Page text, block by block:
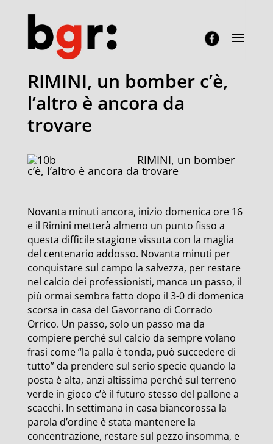
RIMINI, un bomber c’è,
l’altro è ancora da
trovare
RIMINI, un bomber
c’è, l’altro è ancora da trovare
Novanta minuti ancora, inizio domenica ore 16
e il Rimini metterà almeno un punto fisso a
questa difficile stagione vissuta con la maglia
del centenario addosso. Novanta minuti per
conquistare sul campo la salvezza, per restare
nel calcio dei professionisti, manca un passo, il
più ormai sembra fatto dopo il 3-0 di domenica
scorsa in casa del Gavorrano di Corrado
Orrico. Un passo, solo un passo ma da
compiere perché sul calcio da sempre volano
frasi come “la palla è tonda, può succedere di
tutto” da prendere sul serio specie quando la
posta è alta, anzi altissima perché sul terreno
verde in gioco c’è il futuro stesso del pallone a
scacchi. In settimana in casa biancorossa la
parola d’ordine è stata mantenere la
concentrazione, restare sul pezzo insomma, e